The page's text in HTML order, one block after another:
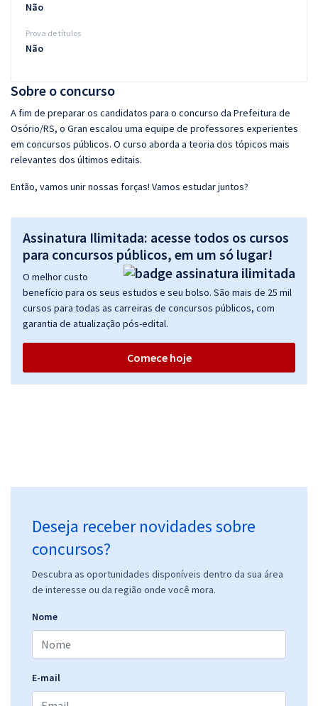
Sobre o concurso
A fim de preparar os candidatos para o concurso da Prefeitura de
Osório/RS, o Gran escalou uma equipe de professores experientes
em concursos públicos. O curso aborda a teoria dos tópicos mais
relevantes dos últimos editais.
Então, vamos unir nossas forças! Vamos estudar juntos?
Assinatura Ilimitada: acesse todos os cursos
para concursos públicos, em um só lugar!
O melhor custo
benefício para os seus estudos e seu bolso. São mais de 25 mil
cursos para todas as carreiras de concursos públicos, com
garantia de atualização pós-edital.
Comece hoje
Deseja receber novidades sobre
concursos?
Descubra as oportunidades disponíveis dentro da sua área
de interesse ou da região onde você mora.
Nome
E-mail
Não
Prova de títulos
Não